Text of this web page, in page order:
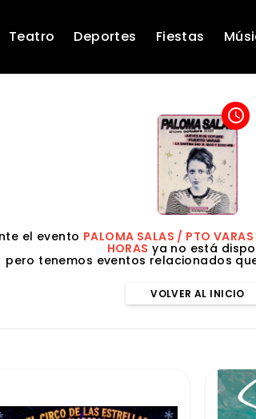
Teatro Deportes Fiestas
access_time
el evento PALOMA SALAS / PTO
HORAS ya no está
pero tenemos eventos relacionados
VOLVER AL INICIO